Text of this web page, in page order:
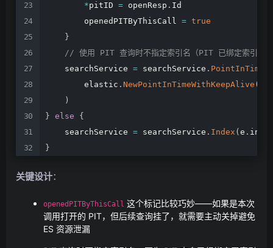
*pitID = openResp . Id
openedPITByThisCall = true
}
// 使用 PIT 查询时不指定索引名（PIT 已绑定索引）
searchService = searchService . PointInTime
elastic . NewPointInTimeWithKeepAlive (
)
} else
{
searchService = searchService . Index ( e .
}
关键设计：
openedPITByThisCall 这个标记比较巧妙——如果是本次
调用打开的 PIT，但后续查询挂了，就需要主动关掉避免
ES 资源泄漏